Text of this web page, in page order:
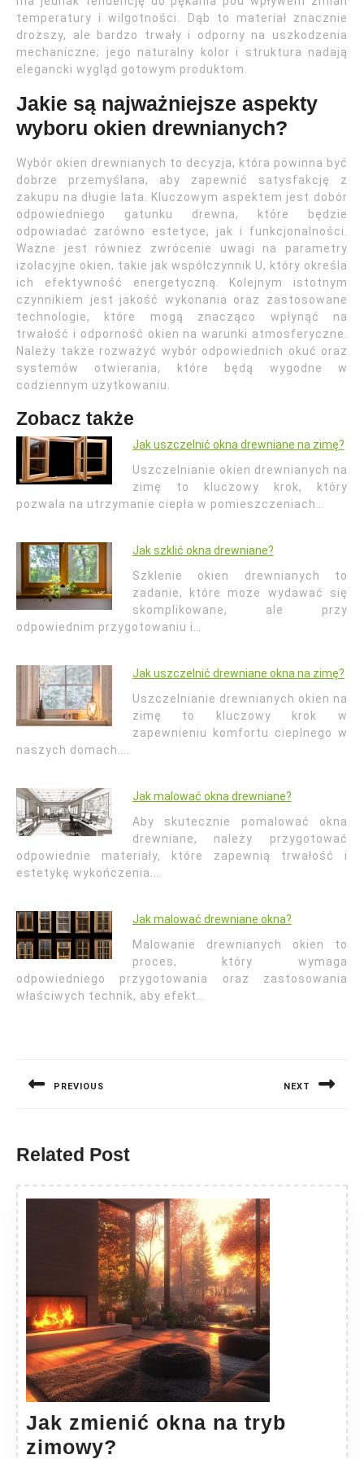
temperatury i wilgotności. Dąb to materiał znacznie
droższy, ale bardzo trwały i odporny na uszkodzenia
mechaniczne; jego naturalny kolor i struktura nadają
elegancki wygląd gotowym produktom.
Jakie są najważniejsze aspekty
wyboru okien drewnianych?
Wybór okien drewnianych to decyzja, która powinna być
dobrze przemyślana, aby zapewnić satysfakcję z
zakupu na długie lata. Kluczowym aspektem jest dobór
odpowiedniego gatunku drewna, które będzie
odpowiadać zarówno estetyce, jak i funkcjonalności.
Ważne jest również zwrócenie uwagi na parametry
izolacyjne okien, takie jak współczynnik U, który określa
ich efektywność energetyczną. Kolejnym istotnym
czynnikiem jest jakość wykonania oraz zastosowane
technologie, które mogą znacząco wpłynąć na
trwałość i odporność okien na warunki atmosferyczne.
Należy także rozważyć wybór odpowiednich okuć oraz
systemów otwierania, które będą wygodne w
codziennym użytkowaniu.
Zobacz także
Jak uszczelnić okna drewniane na zimę?
Uszczelnianie okien drewnianych na
zimę to kluczowy krok, który
pozwala na utrzymanie ciepła w pomieszczeniach…
Jak szklić okna drewniane?
Szklenie okien drewnianych to
zadanie, które może wydawać się
skomplikowane, ale przy
odpowiednim przygotowaniu i…
Jak uszczelnić drewniane okna na zimę?
Uszczelnianie drewnianych okien na
zimę to kluczowy krok w
zapewnieniu komfortu cieplnego w
naszych domach.…
Jak malować okna drewniane?
Aby skutecznie pomalować okna
drewniane, należy przygotować
odpowiednie materiały, które zapewnią trwałość i
estetykę wykończenia.…
Jak malować drewniane okna?
Malowanie drewnianych okien to
proces, który wymaga
odpowiedniego przygotowania oraz zastosowania
właściwych technik, aby efekt…
PREVIOUS NEXT
Related Post
Jak zmienić okna na tryb
zimowy?